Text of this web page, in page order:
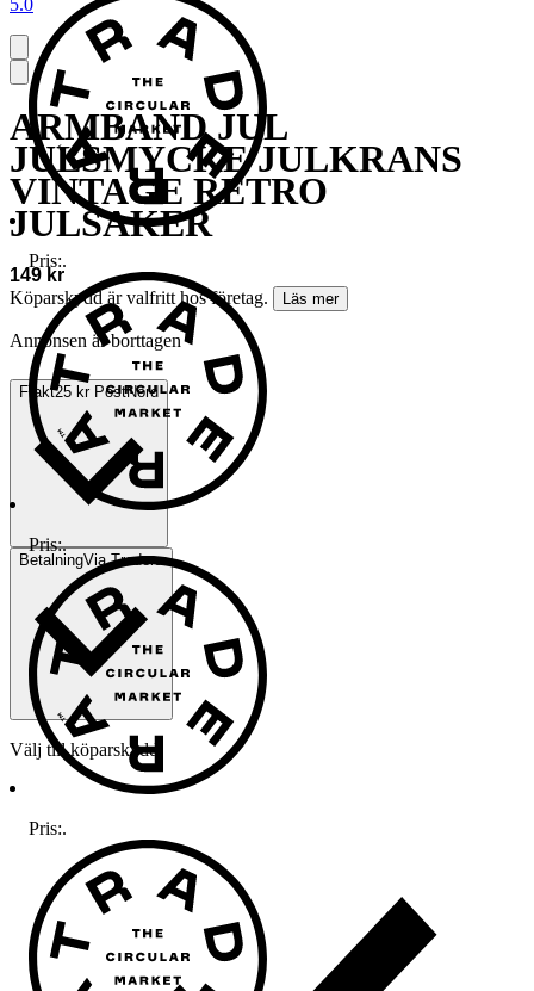
5.0
ARMBAND JUL
JULSMYCKE JULKRANS
VINTAGE RETRO
JULSAKER
149 kr
Köparskydd är valfritt hos företag.
Läs mer
Annonsen är borttagen
Frakt25 kr PostNord
BetalningVia Tradera
Välj till köparskydd
Pris:.
Pris:.
Pris:.